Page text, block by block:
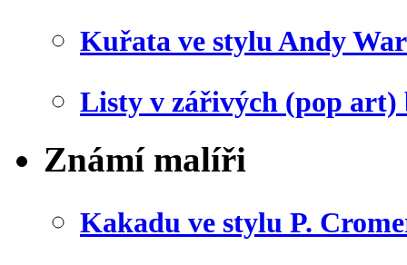
Kuřata ve stylu Andy
Listy v zářivých (pop art)
Známí malíři
Kakadu ve stylu P.